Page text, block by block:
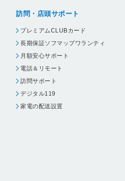
訪問・店頭サポート
プレミアムCLUBカード
長期保証ソフマップワランティ
月額安心サポート
電話＆リモート
訪問サポート
デジタル119
家電の配送設置